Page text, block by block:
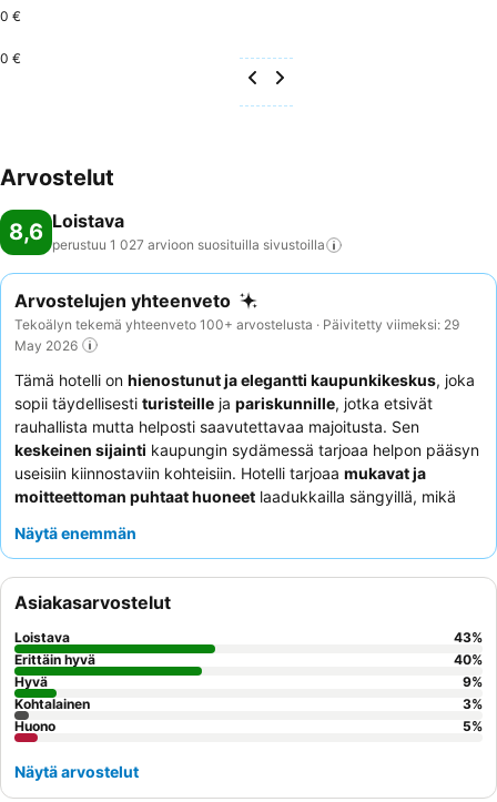
0 €
0 €
Arvostelut
8,6 Loistava
perustuu 1 027 arvioon suosituilla sivustoilla
Arvostelujen yhteenveto
Tekoälyn tekemä yhteenveto 100+ arvostelusta · Päivitetty viimeksi: 29
May 2026
Tämä hotelli on hienostunut ja elegantti kaupunkikeskus, joka
sopii täydellisesti turisteille ja pariskunnille, jotka etsivät
rauhallista mutta helposti saavutettavaa majoitusta. Sen
keskeinen sijainti kaupungin sydämessä tarjoaa helpon pääsyn
useisiin kiinnostaviin kohteisiin. Hotelli tarjoaa mukavat ja
moitteettoman puhtaat huoneet laadukkailla sängyillä, mikä
henkilökunnan poikkeuksellista ystävällisyyttä
lämpimiä ja kylmiä vaihtoehtoja. Todella ylellisen lisän tarjoavat
huoneissa olevatRitualsin kylpytuotteet
Näytä enemmän
Asiakasarvostelut
Loistava 43%
Erittäin hyvä
40%
Hyvä
9%
Kohtalainen
3%
Huono
5%
Näytä arvostelut